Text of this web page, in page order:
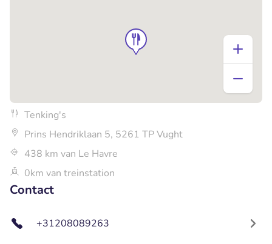
Tenking's
Prins Hendriklaan 5, 5261 TP Vught
438 km van Le Havre
0km van treinstation
Contact
+31208089263